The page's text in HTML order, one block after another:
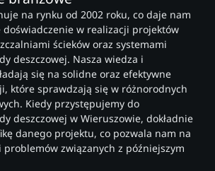
na rynku od 2002 roku, co daje nam
w realizacji projektów
ścieków oraz systemami
deszczowej. Nasza wiedza i
się na solidne oraz efektywne
które sprawdzają się w różnorodnych
Kiedy przystępujemy do
deszczowej w Wieruszowie, dokładnie
danego projektu, co pozwala nam na
problemów związanych z późniejszym